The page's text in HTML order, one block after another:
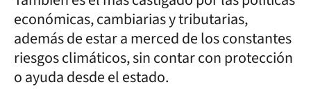
económicas, cambiarias y tributarias,
además de estar a merced de los constantes
riesgos climáticos, sin contar con protección
o ayuda desde el estado.